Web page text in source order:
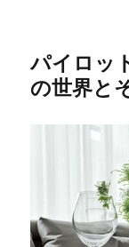
パイロッ
の世界と